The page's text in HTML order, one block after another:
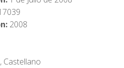
2008
Castellano